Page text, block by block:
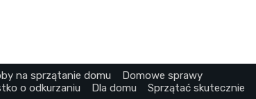
na sprzątanie domu
Domowe sprawy
o odkurzaniu
Dla domu Sprzątać skutecznie